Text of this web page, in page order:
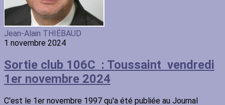
Jean-Alain THIÉBAUD
1 novembre 2024
Sortie club 106C : Toussaint vendredi
1er novembre 2024
C'est le 1er novembre 1997 qu'a été publiée au Journal